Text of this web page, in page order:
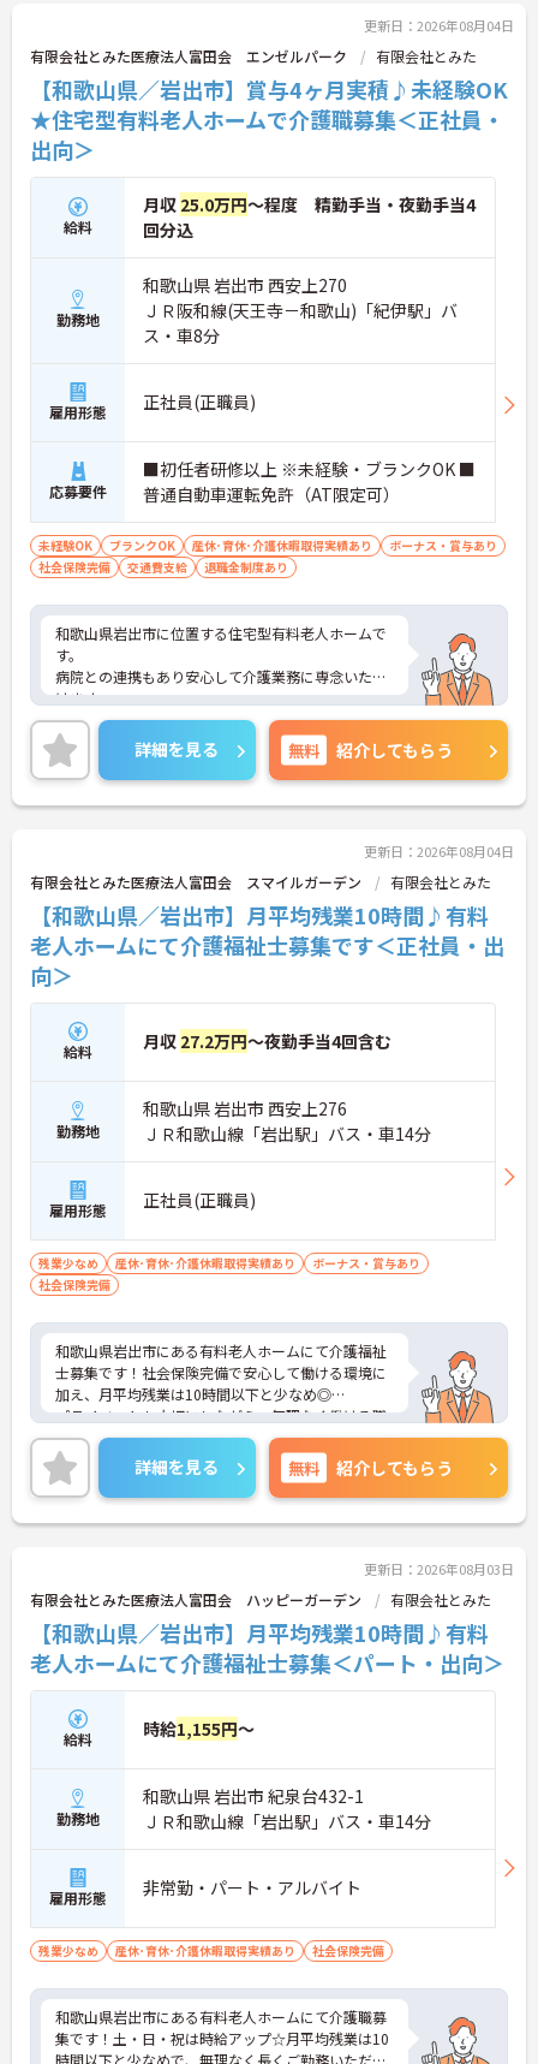
更新日：2026年08月04日
有限会社とみた医療法人富田会 エンゼルパーク 有限会社とみた
【和歌山県／岩出市】賞与4ヶ月実積♪未経験OK
★住宅型有料老人ホームで介護職募集＜正社員・
出向＞
給料
月収 25.0万円～程度 精勤手当・夜勤手当4
回分込
勤務地
和歌山県 岩出市 西安上270
ＪＲ阪和線(天王寺－和歌山)「紀伊駅」バ
ス・車8分
雇用形態 正社員(正職員)
応募要件
■初任者研修以上 ※未経験・ブランクOK ■
普通自動車運転免許（AT限定可）
未経験OK ブランクOK 産休･育休･介護休暇取得実績あり
ボーナス・賞与あり
社会保険完備
交通費支給 退職金制度あり
和歌山県岩出市に位置する住宅型有料老人ホームで
す。
病院との連携もあり安心して介護業務に専念いただ
けます。
研修制度もしっかりあり、未経験・ブランクのある
方もで安心してスタートいただけます。明るく元気
な職場で、相談もし易い環境です。ご興味ある方に
は、面接対策ポイントなど、さらに詳細をお話しい
たしますのでお気軽にご相談ください！
詳細を見る 無料 紹介してもらう
更新日：2026年08月04日
有限会社とみた医療法人富田会 スマイルガーデン 有限会社とみた
【和歌山県／岩出市】月平均残業10時間♪有料
老人ホームにて介護福祉士募集です＜正社員・出
向＞
給料 月収 27.2万円～夜勤手当4回含む
勤務地
和歌山県 岩出市 西安上276
ＪＲ和歌山線「岩出駅」バス・車14分
雇用形態 正社員(正職員)
残業少なめ 産休･育休･介護休暇取得実績あり
ボーナス・賞与あり
社会保険完備
和歌山県岩出市にある有料老人ホームにて介護福祉
士募集です！社会保険完備で安心して働ける環境に
加え、月平均残業は10時間以下と少なめ◎
プライベートも大切にしながら、無理なく働ける職
場です。ご興味のある方には、面接対策ポイントな
ど、さらに詳細をご案内しますのでお気軽にご相談
ください！
詳細を見る 無料 紹介してもらう
更新日：2026年08月03日
有限会社とみた医療法人富田会 ハッピーガーデン 有限会社とみた
【和歌山県／岩出市】月平均残業10時間♪有料
老人ホームにて介護福祉士募集＜パート・出向＞
給料 時給1,155円～
勤務地
和歌山県 岩出市 紀泉台432-1
ＪＲ和歌山線「岩出駅」バス・車14分
雇用形態 非常勤・パート・アルバイト
残業少なめ 産休･育休･介護休暇取得実績あり 社会保険完備
和歌山県岩出市にある有料老人ホームにて介護職募
集です！土・日・祝は時給アップ☆月平均残業は10